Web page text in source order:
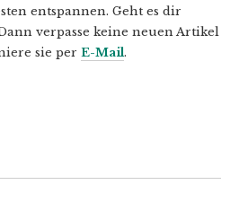
entspannen. Geht es dir
verpasse keine neuen Artikel
sie per E-Mail.